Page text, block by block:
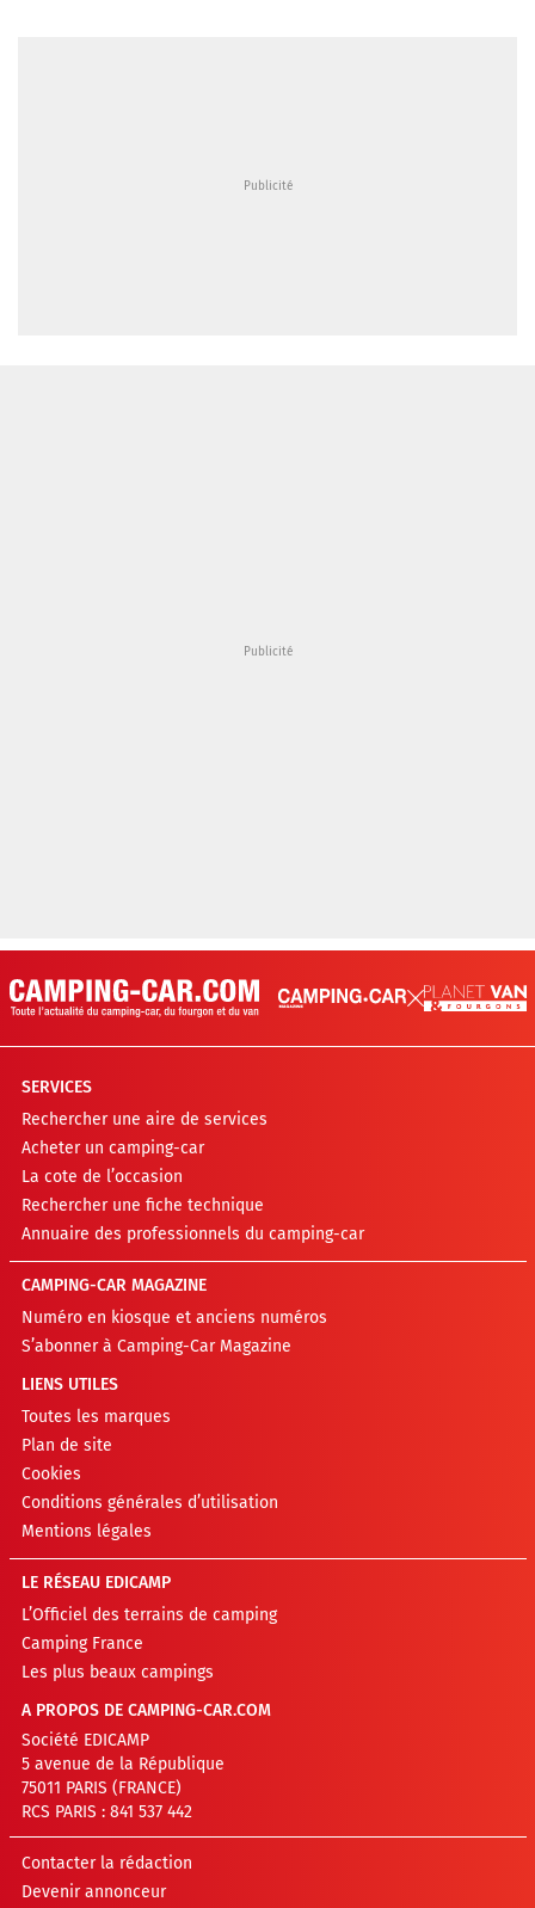
SERVICES
Rechercher une aire de services
Acheter un camping-car
La cote de l’occasion
Rechercher une fiche technique
Annuaire des professionnels du camping-car
CAMPING-CAR MAGAZINE
Numéro en kiosque et anciens numéros
S’abonner à Camping-Car Magazine
LIENS UTILES
Toutes les marques
Plan de site
Cookies
Conditions générales d’utilisation
Mentions légales
LE RÉSEAU EDICAMP
L’Officiel des terrains de camping
Camping France
Les plus beaux campings
A PROPOS DE CAMPING-CAR.COM
Société EDICAMP
5 avenue de la République
75011 PARIS (FRANCE)
RCS PARIS : 841 537 442
Contacter la rédaction
Devenir annonceur